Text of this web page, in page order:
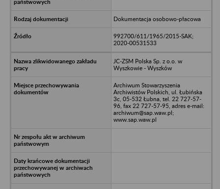
Dokumentacja osobowo-płacowa
992700/611/1965/2015-SAK;
2020-00531533
JC-ZSM Polska Sp. z o.o. w
Wyszkowie - Wyszków
Archiwum Stowarzyszenia
Archiwistów Polskich, ul. Łubińska
3c, 05-532 Łubna, tel. 22 727-57-
96, fax 22 727-57-95, adres e-mail:
archiwum@sap.waw.pl;
www.sap.waw.pl